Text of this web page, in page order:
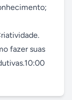
fazer suas